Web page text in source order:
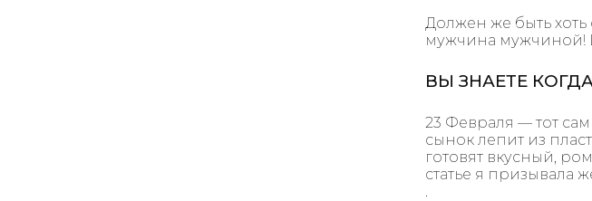
Должен же быть
мужчина мужчиной!
ВЫ ЗНАЕТЕ
23 Февраля — тот
сынок лепит из
готовят вкусный,
статье я призывала
.